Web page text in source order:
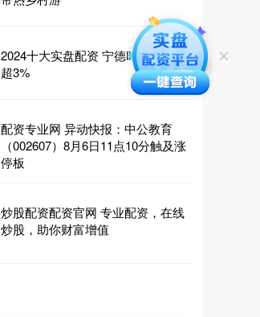
2024十大实盘配资 宁德时代盘中涨
超3%
配资专业网 异动快报：中公教育
（002607）8月6日11点10分触及涨
停板
炒股配资配资官网 专业配资，在线
炒股，助你财富增值